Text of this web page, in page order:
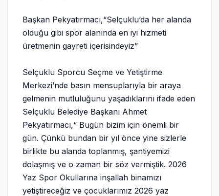
Başkan Pekyatırmacı,“Selçuklu’da her alanda
olduğu gibi spor alanında en iyi hizmeti
üretmenin gayreti içerisindeyiz”
Selçuklu Sporcu Seçme ve Yetiştirme
Merkezi’nde basın mensuplarıyla bir araya
gelmenin mutluluğunu yaşadıklarını ifade eden
Selçuklu Belediye Başkanı Ahmet
Pekyatırmacı,“ Bugün bizim için önemli bir
gün. Çünkü bundan bir yıl önce yine sizlerle
birlikte bu alanda toplanmış, şantiyemizi
dolaşmış ve o zaman bir söz vermiştik. 2026
Yaz Spor Okullarına inşallah binamızı
yetiştireceğiz ve çocuklarımız 2026 yaz